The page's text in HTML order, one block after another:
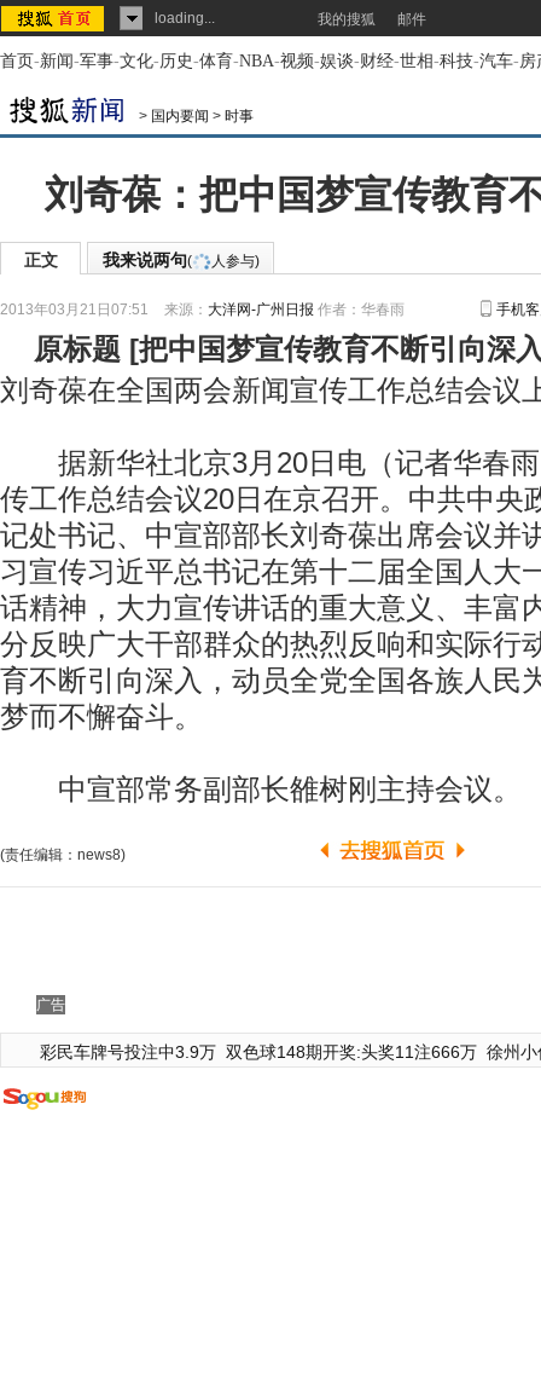
loading... 我的搜狐 邮件
首页-新闻-军事-文化-历史-体育-NBA-视频-娱谈-财经-世相-科技-汽车-房
> 国内要闻 > 时事
刘奇葆：把中国梦宣传教育
正文 我来说两句( 人参与)
2013年03月21日07:51 来源： 大洋网-广州日报 作者：华春雨 手机
原标题 [把中国梦宣传教育不断引向深
刘奇葆在全国两会新闻宣传工作总结会议
据新华社北京3月20日电（记者华春雨
传工作总结会议20日在京召开。中共中央
记处书记、中宣部部长刘奇葆出席会议并
习宣传习近平总书记在第十二届全国人大
话精神，大力宣传讲话的重大意义、丰富
分反映广大干部群众的热烈反响和实际行
育不断引向深入，动员全党全国各族人民
梦而不懈奋斗。
中宣部常务副部长雒树刚主持会议。
(责任编辑：news8)
广告
彩民车牌号投注中3.9万 双色球148期开奖:头奖11注666万 徐州